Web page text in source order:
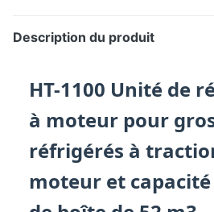
Description du produit
HT-1100 Unité de
à moteur pour
réfrigérés à
moteur et